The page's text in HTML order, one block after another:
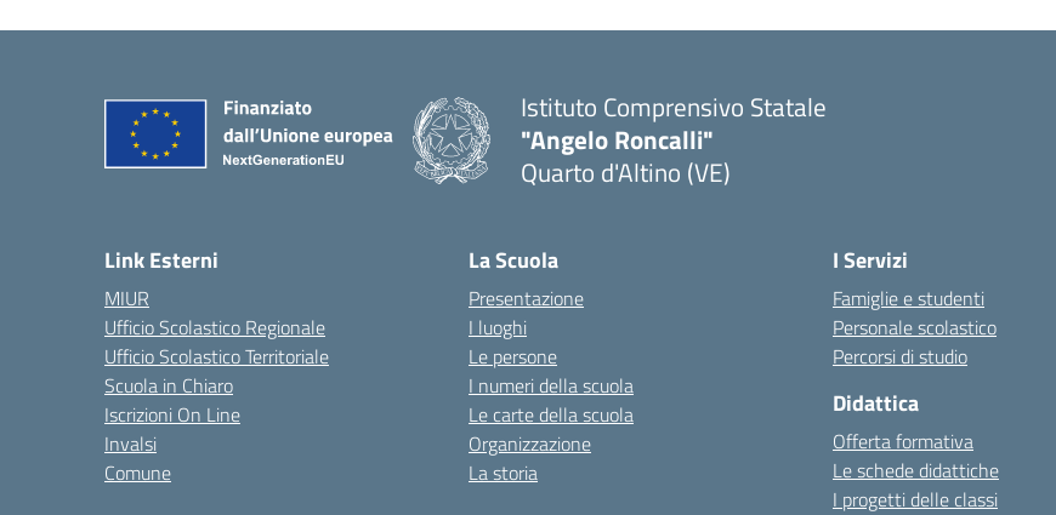
Istituto Comprensivo Statale
"Angelo Roncalli"
Quarto d'Altino (VE)
Link Esterni
MIUR
Ufficio Scolastico Regionale
Ufficio Scolastico Territoriale
Scuola in Chiaro
Iscrizioni On Line
Invalsi
Comune
La Scuola
Presentazione
I luoghi
Le persone
I numeri della scuola
Le carte della scuola
Organizzazione
La storia
I Servizi
Famiglie e studenti
Personale scolastico
Percorsi di studio
Didattica
Offerta formativa
Le schede didattiche
I progetti delle classi